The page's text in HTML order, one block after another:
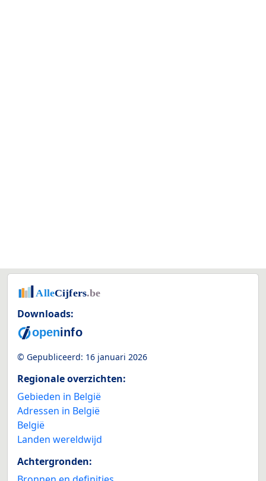
Downloads:
© Gepubliceerd: 16 januari 2026
Regionale overzichten:
Gebieden in België
Adressen in België
België
Landen wereldwijd
Achtergronden: